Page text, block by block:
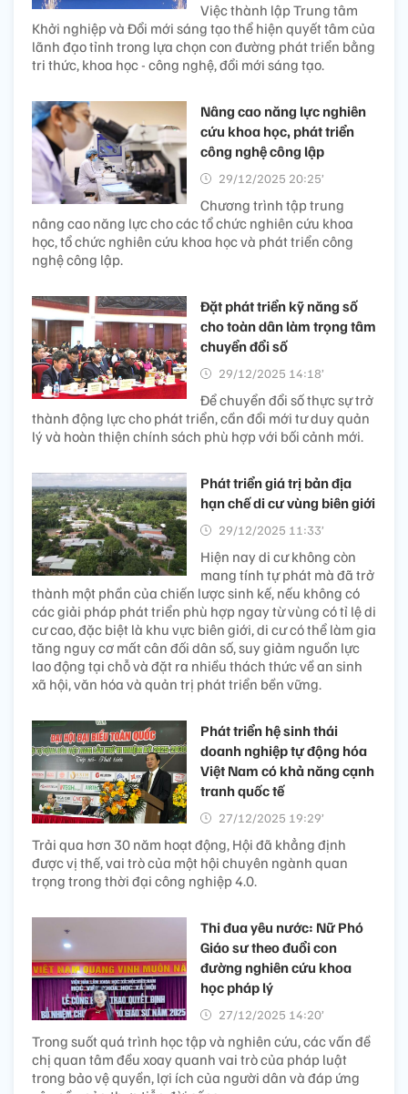
Việc thành lập Trung tâm
Khởi nghiệp và Đổi mới sáng tạo thể hiện quyết tâm của
lãnh đạo tỉnh trong lựa chọn con đường phát triển bằng
tri thức, khoa học - công nghệ, đổi mới sáng tạo.
Nâng cao năng lực nghiên
cứu khoa học, phát triển
công nghệ công lập
29/12/2025 20:25’
Chương trình tập trung
nâng cao năng lực cho các tổ chức nghiên cứu khoa
học, tổ chức nghiên cứu khoa học và phát triển công
nghệ công lập.
Đặt phát triển kỹ năng số
cho toàn dân làm trọng tâm
chuyển đổi số
29/12/2025 14:18’
Để chuyển đổi số thực sự trở
thành động lực cho phát triển, cần đổi mới tư duy quản
lý và hoàn thiện chính sách phù hợp với bối cảnh mới.
Phát triển giá trị bản địa
hạn chế di cư vùng biên giới
29/12/2025 11:33’
Hiện nay di cư không còn
mang tính tự phát mà đã trở
thành một phần của chiến lược sinh kế, nếu không có
các giải pháp phát triển phù hợp ngay từ vùng có tỉ lệ di
cư cao, đặc biệt là khu vực biên giới, di cư có thể làm gia
tăng nguy cơ mất cân đối dân số, suy giảm nguồn lực
lao động tại chỗ và đặt ra nhiều thách thức về an sinh
xã hội, văn hóa và quản trị phát triển bền vững.
Phát triển hệ sinh thái
doanh nghiệp tự động hóa
Việt Nam có khả năng cạnh
tranh quốc tế
27/12/2025 19:29’
Trải qua hơn 30 năm hoạt động, Hội đã khẳng định
được vị thế, vai trò của một hội chuyên ngành quan
trọng trong thời đại công nghiệp 4.0.
Thi đua yêu nước: Nữ Phó
Giáo sư theo đuổi con
đường nghiên cứu khoa
học pháp lý
27/12/2025 14:20’
Trong suốt quá trình học tập và nghiên cứu, các vấn đề
chị quan tâm đều xoay quanh vai trò của pháp luật
trong bảo vệ quyền, lợi ích của người dân và đáp ứng